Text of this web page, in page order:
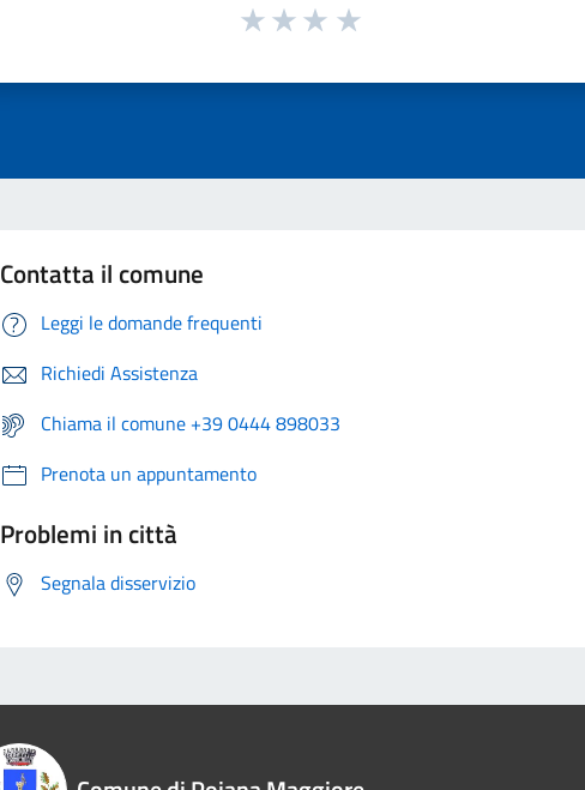
Contatta il comune
Leggi le domande frequenti
Richiedi Assistenza
Chiama il comune +39 0444 898033
Prenota un appuntamento
Problemi in città
Segnala disservizio